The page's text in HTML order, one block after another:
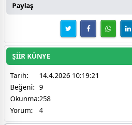
Paylaş
ŞİİR KÜNYE
Tarih:
14.4.2026 10:19:21
Beğeni: 9
Okunma:258
Yorum:
4